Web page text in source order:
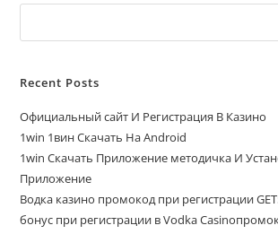
Recent Posts
Официальный сайт И Регистрация В Казино
1win 1вин Скачать На Android
1win Скачать Приложение методичка И
Приложение
Водка казино промокод при регистрации
бонус при регистрации в Vodka